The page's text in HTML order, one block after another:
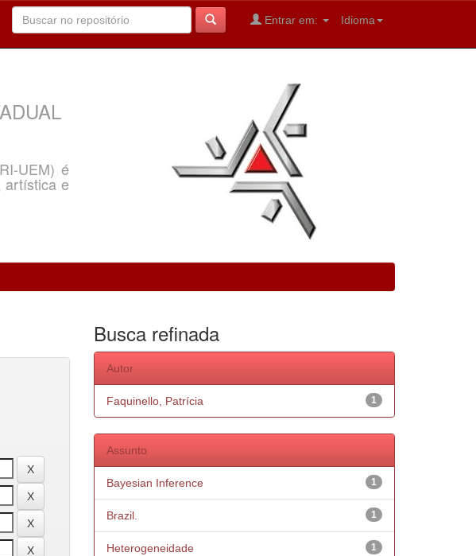
Idioma
Entrar em:
UEM) é
artística e
Busca refinada
Autor
1
Faquinello, Patrícia
Assunto
1
Bayesian Inference
1
Brazil.
1
Heterogeneidade